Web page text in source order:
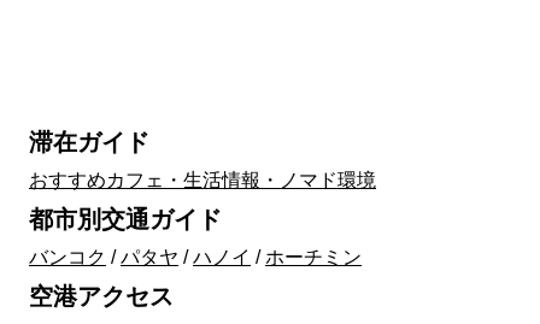
滞在ガイド
おすすめカフェ・生活情報・ノマド環境
都市別交通ガイド
バンコク /パタヤ /ハノイ / ホーチミン
空港アクセス